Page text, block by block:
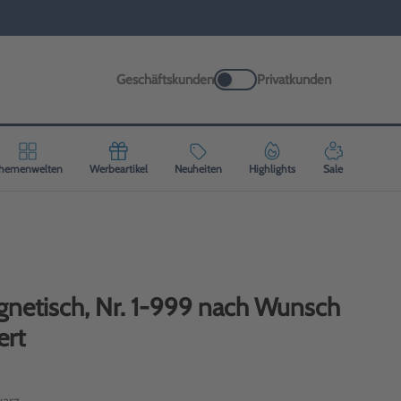
Geschäftskunden Privatkunden
Werbeartikel Neuheiten Highlights Sale
Nr. 1-999 nach Wunsch